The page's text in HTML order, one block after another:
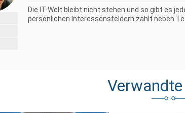
Die IT-Welt bleibt nicht stehen und so gibt es
persönlichen Interessensfeldern zählt neben